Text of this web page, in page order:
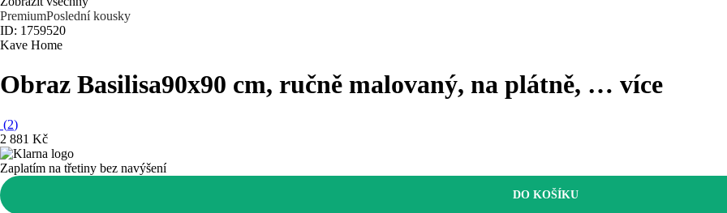
PremiumPoslední kousky
ID: 1759520
Kave Home
Obraz Basilisa90x90 cm, ručně malovaný, na plátně, … více
(2)
2 881 Kč
Zaplatím na třetiny bez navýšení
DO KOŠÍKU